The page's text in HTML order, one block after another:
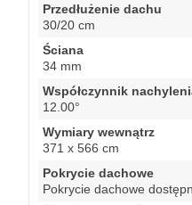
Przedłużenie dachu
30/20 cm
Ściana
34 mm
Współczynnik
12.00°
Wymiary wewnątrz
371 x 566 cm
Pokrycie dachowe
Pokrycie dachowe